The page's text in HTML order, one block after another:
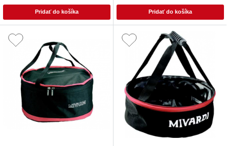
Pridať do košíka Pridať do košíka